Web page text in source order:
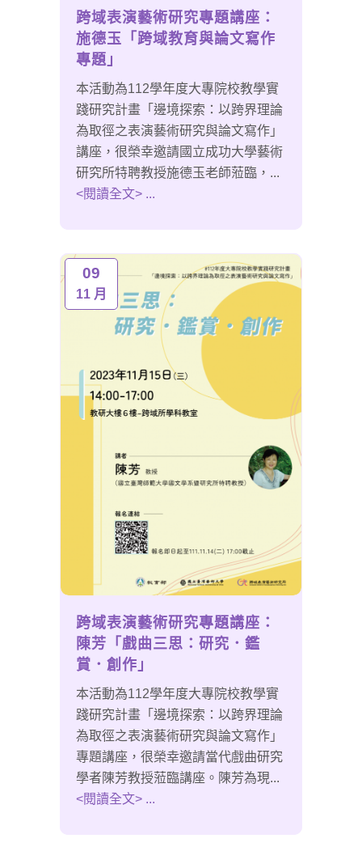
跨域表演藝術研究專題講座：
施德玉「跨域教育與論文寫作
專題」
本活動為112學年度大專院校教學實
踐研究計畫「邊境探索：以跨界理論
為取徑之表演藝術研究與論文寫作」
講座，很榮幸邀請國立成功大學藝術
研究所特聘教授施德玉老師蒞臨，...
<閱讀全文> ...
09
11 月
跨域表演藝術研究專題講座：
陳芳「戲曲三思：研究．鑑
賞．創作」
本活動為112學年度大專院校教學實
踐研究計畫「邊境探索：以跨界理論
為取徑之表演藝術研究與論文寫作」
專題講座，很榮幸邀請當代戲曲研究
學者陳芳教授蒞臨講座。陳芳為現...
<閱讀全文> ...